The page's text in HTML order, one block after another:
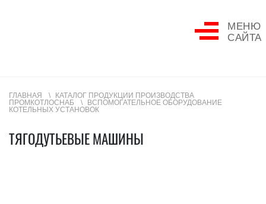
МЕНЮ
САЙТА
ГЛАВНАЯ
КАТАЛОГ ПРОДУКЦИИ ПРОИЗВОДСТВА
ПРОМКОТЛОСНАБ
ВСПОМОГАТЕЛЬНОЕ ОБОРУДОВАНИЕ
КОТЕЛЬНЫХ УСТАНОВОК
ТЯГОДУТЬЕВЫЕ МАШИНЫ